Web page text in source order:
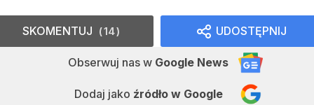
UDOSTĘPNIJ
Obserwuj nas w Google News
Dodaj jako źródło w Google
SKOMENTUJ 14